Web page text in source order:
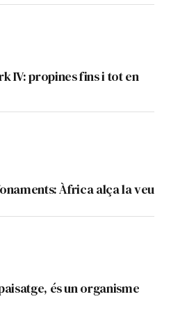
IV: propines fins i tot en
Àfrica alça la veu
és un organisme